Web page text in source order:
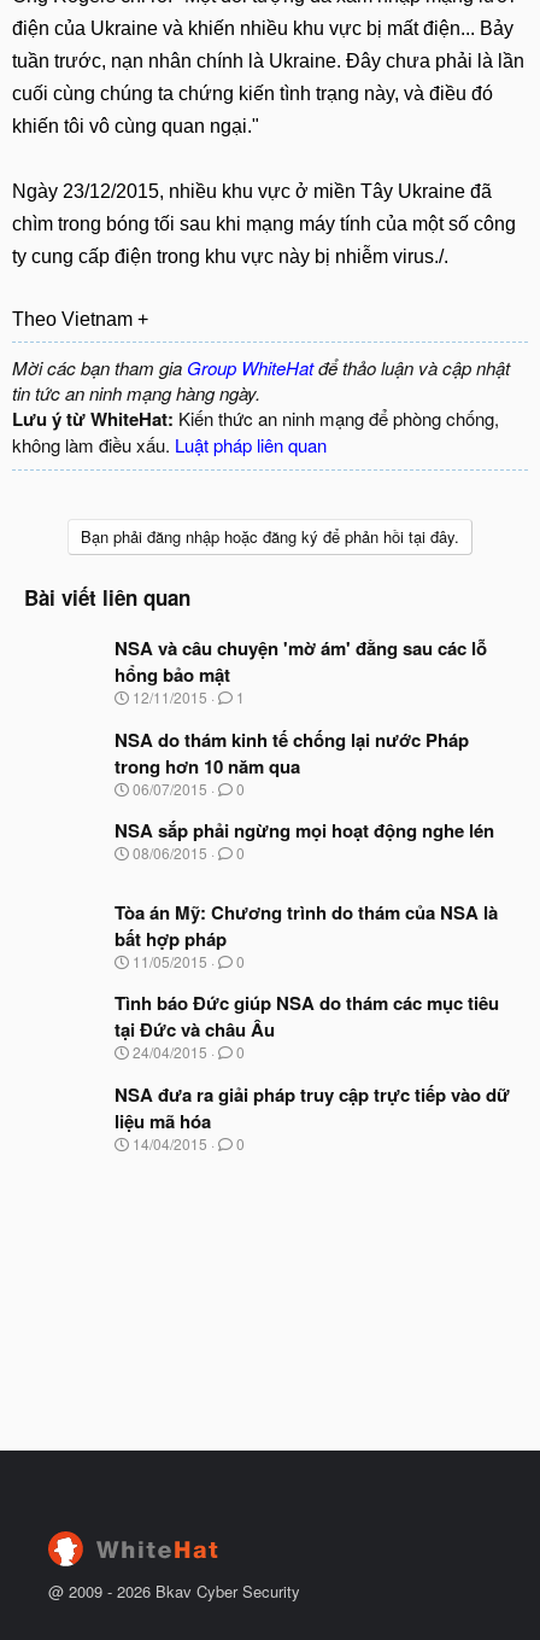
điện của Ukraine và khiến nhiều khu vực bị mất điện... Bảy
tuần trước, nạn nhân chính là Ukraine. Đây chưa phải là lần
cuối cùng chúng ta chứng kiến tình trạng này, và điều đó
khiến tôi vô cùng quan ngại."
Ngày 23/12/2015, nhiều khu vực ở miền Tây Ukraine đã
chìm trong bóng tối sau khi mạng máy tính của một số công
ty cung cấp điện trong khu vực này bị nhiễm virus./.
Theo Vietnam +
Mời các bạn tham gia Group WhiteHatđể thảo luận và cập nhật
tin tức an ninh mạng hàng ngày.
Lưu ý từ WhiteHat: Kiến thức an ninh mạng để phòng chống,
không làm điều xấu. Luật pháp liên quan
Bạn phải đăng nhập hoặc đăng ký để phản hồi tại đây.
Bài viết liên quan
NSA và câu chuyện 'mờ ám' đằng sau các lỗ
hổng bảo mật
N
à
y
b
ắ
đ
ầ
12/11/2015 1
NSA do thám kinh tế chống lại nước Pháp
trong hơn 10 năm qua
N
à
y
b
đ
ầ
u
06/07/2015 0
NSA sắp phải ngừng mọi hoạt động nghe lén
N
y
b
ắ
t
ầ
u
08/06/2015 0
Tòa án Mỹ: Chương trình do thám của NSA là
bất hợp pháp
N
à
b
ắ
đ
ầ
u
11/05/2015 0
Tình báo Đức giúp NSA do thám các mục tiêu
tại Đức và châu Âu
N
à
y
b
ắ
24/04/2015 0
NSA đưa ra giải pháp truy cập trực tiếp vào dữ
liệu mã hóa
N
14/04/2015 0
@ 2009 - 2026 Bkav Cyber Security